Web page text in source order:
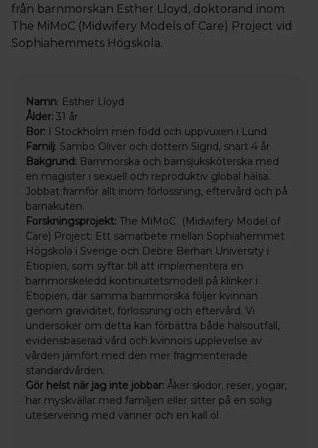
från barnmorskan Esther Lloyd, doktorand inom
The MiMoC (Midwifery Models of Care) Project vid
Sophiahemmets Högskola.
Namn: Esther Lloyd
Ålder: 31 år
Bor: I Stockholm men född och uppvuxen i Lund
Familj: Sambo Oliver och dottern Sigrid, snart 4 år
Bakgrund: Barnmorska och barnsjuksköterska med
en magister i sexuell och reproduktiv global hälsa.
Jobbat framför allt inom förlossning, eftervård och på
barnakuten.
Forskningsprojekt: The MiMoC (Midwifery Model of
Care) Project: Ett samarbete mellan Sophiahemmet
Högskola i Sverige och Debre Berhan University i
Etiopien, som syftar till att implementera en
barnmorskeledd kontinuitetsmodell på klinker i
Etiopien, där samma barnmorska följer kvinnan
genom graviditet, förlossning och eftervård. Vi
undersöker om detta kan förbättra både hälsoutfall,
evidensbaserad vård och kvinnors upplevelse av
vården jämfört med den mer fragmenterade
standardvården.
Gör helst när jag inte jobbar: Åker skidor, reser, yogar,
har myskvällar med familjen eller sitter på en solig
uteservering med vänner och en kall öl.